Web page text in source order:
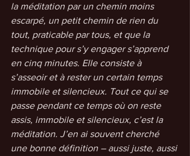
la méditation par un chemin moins
escarpé, un petit chemin de rien du
tout, praticable par tous, et que la
technique pour s’y engager s’apprend
en cinq minutes. Elle consiste à
s’asseoir et à rester un certain temps
immobile et silencieux. Tout ce qui se
passe pendant ce temps où on reste
assis, immobile et silencieux, c’est la
méditation. J’en ai souvent cherché
une bonne définition – aussi juste, aussi